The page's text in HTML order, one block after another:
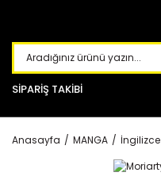
SİPARİŞ TAKİBİ
Anasayfa MANGA İngilizce